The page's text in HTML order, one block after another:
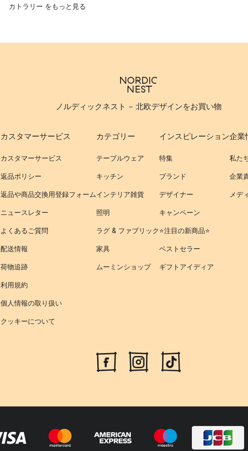
カトラリー をもっと見る
ノルディックネスト - 北欧デザインをお買い物
カスタマーサービス
カスタマーサービス
返品ポリシー
返品や商品交換用登録フォーム
ニュースレター
よくあるご質問
配送情報
荷物追跡
利用規約
個人情報の取り扱い
クッキーについて
カテゴリー
テーブルウェア
キッチン
インテリア雑貨
照明
ラグ & ファブリック
家具
ムーミンショップ
インスピレーション
特集
ブランド
デザイナー
キャンペーン
⭐️注目の新商品⭐️
ベストセラー
ギフトアイディア
企業
私た
企業
メデ